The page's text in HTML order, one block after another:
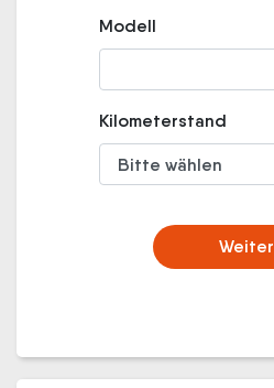
Modell
Kilometerstand
Weiter